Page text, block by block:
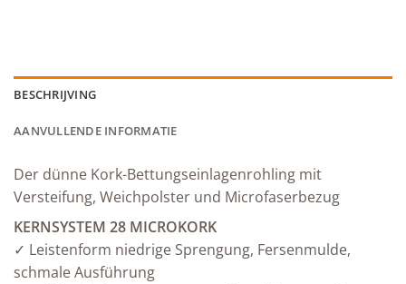
BESCHRIJVING
AANVULLENDE INFORMATIE
Der dünne Kork-Bettungseinlagenrohling mit
Versteifung, Weichpolster und Microfaserbezug
KERNSYSTEM 28 MICROKORK
✓ Leistenform niedrige Sprengung, Fersenmulde,
schmale Ausführung